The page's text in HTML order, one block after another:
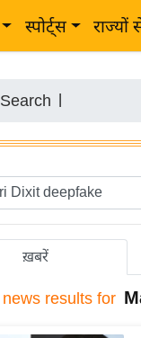
स्पोर्ट्स राज्यों
Search
ख़बरें
news results for